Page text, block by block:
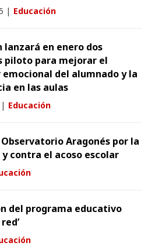
| Educación
lanzará en enero dos
piloto para mejorar el
del alumnado y la
en las aulas
| Educación
Aragonés por la
contra el acoso escolar
del programa educativo